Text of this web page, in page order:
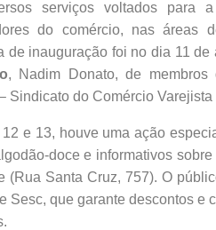
serviços voltados para
do comércio, nas áreas
de inauguração foi no dia 11
, Nadim Donato, de
Sindicato do Comércio
12 e 13, houve uma ação
doce e informativos
(Rua Santa Cruz, 757). O
Sesc, que garante descontos e